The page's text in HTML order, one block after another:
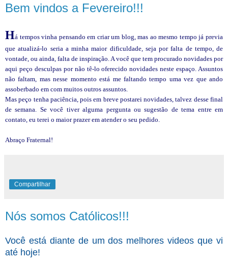
Bem vindos a Fevereiro!!!
Há tempos vinha pensando em criar um blog, mas ao mesmo tempo já previa
que atualizá-lo seria a minha maior dificuldade, seja por falta de tempo, de
vontade, ou ainda, falta de inspiração. A você que tem procurado novidades por
aqui peço desculpas por não tê-lo oferecido novidades neste espaço. Assuntos
não faltam, mas nesse momento está me faltando tempo uma vez que ando
assoberbado em com muitos outros assuntos.
Mas peço tenha paciência, pois em breve postarei novidades, talvez desse final
de semana. Se você tiver alguma pergunta ou sugestão de tema entre em
contato, eu terei o maior prazer em atender o seu pedido.
Abraço Fraternal!
Compartilhar
Nós somos Católicos!!!
Você está diante de um dos melhores videos que vi
até hoje!